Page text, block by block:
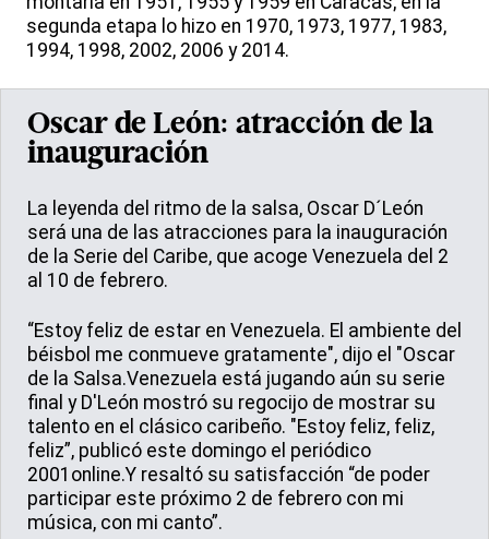
segunda etapa lo hizo en 1970, 1973, 1977, 1983,
1994, 1998, 2002, 2006 y 2014.
Oscar de León: atracción de la
inauguración
La leyenda del ritmo de la salsa, Oscar D´León
será una de las atracciones para la inauguración
de la Serie del Caribe, que acoge Venezuela del 2
al 10 de febrero.
“Estoy feliz de estar en Venezuela. El ambiente del
béisbol me conmueve gratamente", dijo el "Oscar
de la Salsa.Venezuela está jugando aún su serie
final y D'León mostró su regocijo de mostrar su
talento en el clásico caribeño. "Estoy feliz, feliz,
feliz”, publicó este domingo el periódico
2001online.Y resaltó su satisfacción “de poder
participar este próximo 2 de febrero con mi
música, con mi canto”.